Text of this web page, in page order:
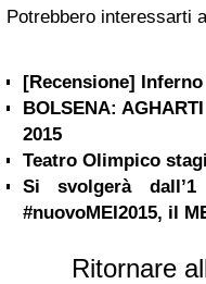
Potrebbero interessarti
[Recensione]
BOLSENA:
2015
Teatro Olimpico
Si svolgerà
#nuovoMEI2015, il
Ritornare